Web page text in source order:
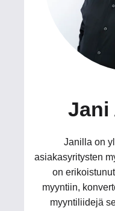
Jani
Janilla on
asiakasyritysten
on
myyntiin,
myyntiliidejä